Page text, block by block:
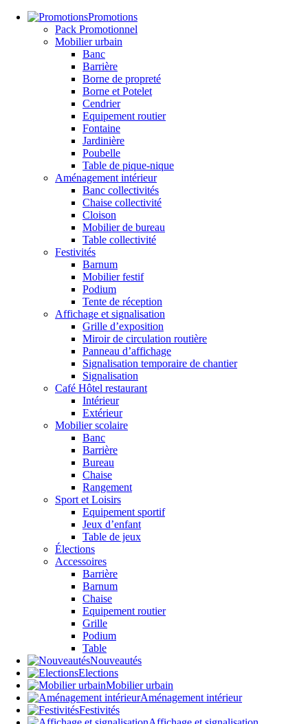
Promotions
Pack Promotionnel
Mobilier urbain
Banc
Barrière
Borne de propreté
Borne et Potelet
Cendrier
Equipement routier
Fontaine
Jardinière
Poubelle
Table de pique-nique
Aménagement intérieur
Banc collectivités
Chaise collectivité
Cloison
Mobilier de bureau
Table collectivité
Festivités
Barnum
Mobilier festif
Podium
Tente de réception
Affichage et signalisation
Grille d’exposition
Miroir de circulation routière
Panneau d’affichage
Signalisation temporaire de chantier
Signalisation
Café Hôtel restaurant
Intérieur
Extérieur
Mobilier scolaire
Banc
Barrière
Bureau
Chaise
Rangement
Sport et Loisirs
Equipement sportif
Jeux d’enfant
Table de jeux
Élections
Accessoires
Barrière
Barnum
Chaise
Equipement routier
Grille
Podium
Table
Nouveautés
Elections
Mobilier urbain
Aménagement intérieur
Festivités